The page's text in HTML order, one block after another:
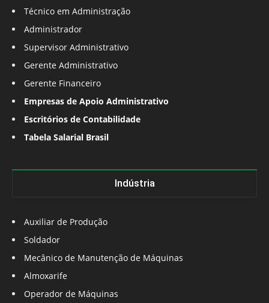
Técnico em Administração
Administrador
Supervisor Administrativo
Gerente Administrativo
Gerente Financeiro
Empresas de Apoio Administrativo
Escritórios de Contabilidade
Tabela Salarial Brasil
Indústria
Auxiliar de Produção
Soldador
Mecânico de Manutenção de Máquinas
Almoxarife
Operador de Máquinas